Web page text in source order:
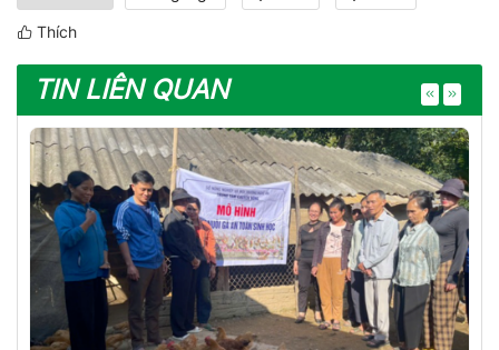
Thích
TIN LIÊN QUAN